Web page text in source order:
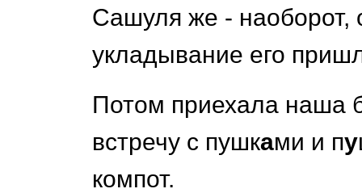
Сашуля же - наоборот,
укладывание его
Потом приехала наша
встречу с пушками и пу
компот.